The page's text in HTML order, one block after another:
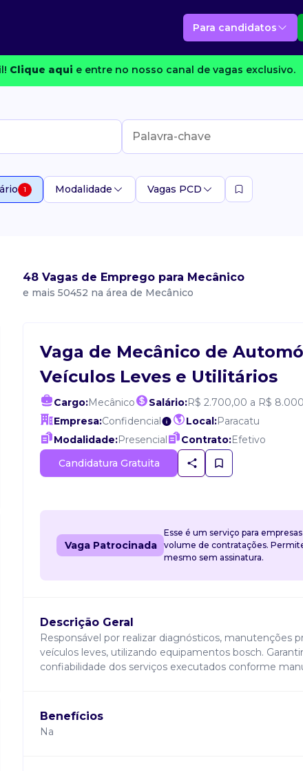
Para candidatos
Clique aqui e entre no nosso canal de vagas exclusivo.
1 Modalidade Vagas PCD
48 Vagas de Emprego para Mecânico
e mais 50452 na área de Mecânico
Vaga de Mecânico de
Veículos Leves e Utilitários
Cargo:Mecânico Salário:R$ 2.700,00 a R$
Empresa:Confidencial Local:Paracatu
Modalidade:Presencial Contrato:Efetivo
Candidatura Gratuita
Vaga Patrocinada
Esse é um serviço para
volume de contratações.
mesmo sem assinatura.
Descrição Geral
Responsável por realizar diagnósticos, manutenções
veículos leves, utilizando equipamentos bosch.
confiabilidade dos serviços executados conforme
Benefícios
Na